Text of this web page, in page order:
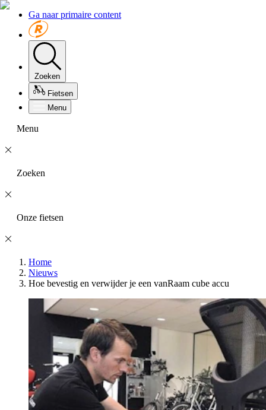
Ga naar primaire content
Zoeken
Fietsen
Menu
Menu
Zoeken
Onze fietsen
Home
Nieuws
Hoe bevestig en verwijder je een vanRaam cube accu